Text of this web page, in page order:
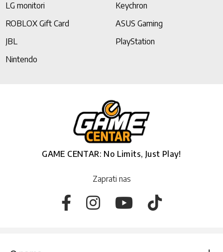
LG monitori
Keychron
ROBLOX Gift Card
ASUS Gaming
JBL
PlayStation
Nintendo
GAME CENTAR: No Limits, Just Play!
Zaprati nas